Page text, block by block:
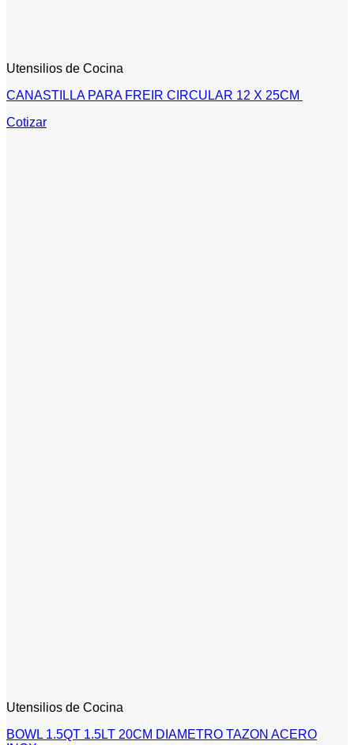
Utensilios de Cocina
CANASTILLA PARA FREIR CIRCULAR 12 X 25CM
Cotizar
Utensilios de Cocina
BOWL 1.5QT 1.5LT 20CM DIAMETRO TAZON ACERO